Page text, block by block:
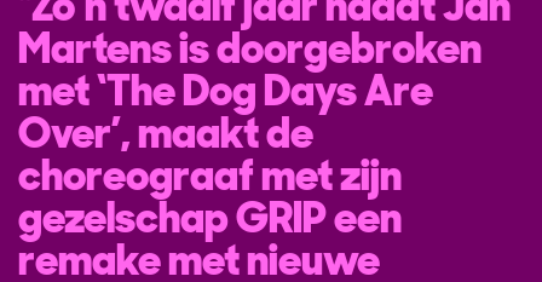
Martens is doorgebroken
met ‘The Dog Days Are
Over’, maakt de
choreograaf met zijn
gezelschap GRIP een
remake met nieuwe